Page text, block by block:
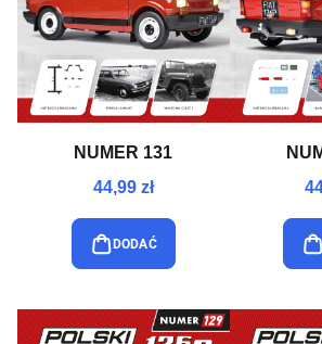
NUMER 131
44,99 zł
DODAĆ